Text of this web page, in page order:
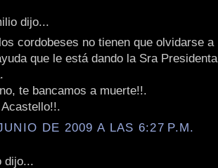
dijo...
cordobeses no tienen que olvidarse
que le está dando la Sra
te bancamos a muerte!!.
DE 2009 A LAS 6:27 P.M.
dijo...